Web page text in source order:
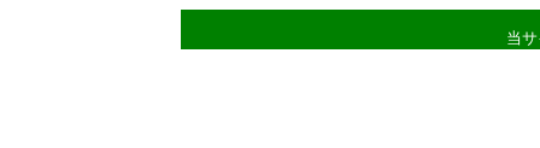
当